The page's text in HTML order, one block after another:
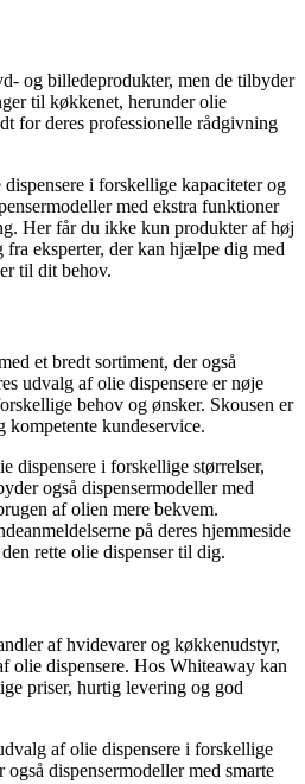
og billedeprodukter, men de tilbyder
til køkkenet, herunder olie
for deres professionelle rådgivning
i forskellige kapaciteter og
med ekstra funktioner
Her får du ikke kun produkter af høj
eksperter, der kan hjælpe dig med
til dit behov.
et bredt sortiment, der også
udvalg af olie dispensere er nøje
behov og ønsker. Skousen er
kompetente kundeservice.
dispensere i forskellige størrelser,
også dispensermodeller med
af olien mere bekvem.
på deres hjemmeside
rette olie dispenser til dig.
af hvidevarer og køkkenudstyr,
olie dispensere. Hos Whiteaway kan
priser, hurtig levering og god
af olie dispensere i forskellige
dispensermodeller med smarte